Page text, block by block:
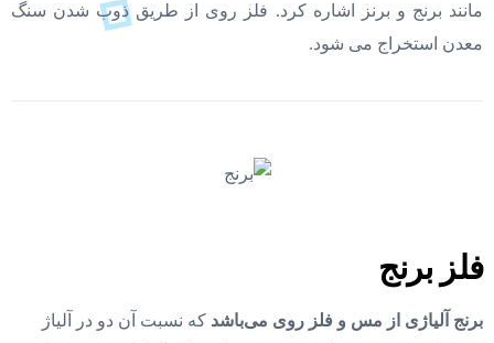
مانند برنج و برنز اشاره کرد. فلز روی از طریق ذوب شدن سنگ
معدن استخراج می شود.
فلز برنج
برنج آلیاژی از مس و فلز روی می‌باشد که نسبت آن‌ دو در آلیاژ